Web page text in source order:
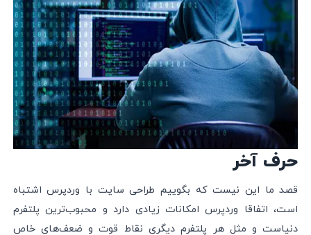
حرف آخر
قصد ما این نیست که بگوییم طراحی سایت با وردپرس اشتباه
است، اتفاقا وردپرس امکانات زیادی دارد و محبوب‌ترین پلتفرم
دنیاست و مثل هر پلتفرم دیگری نقاط قوت و ضعف‌های خاص